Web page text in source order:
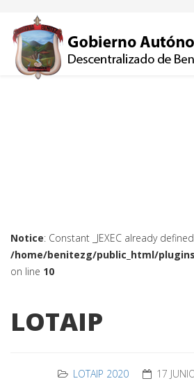
Notice: Constant _JEXEC already
/home/benitezg/public_html/
on line 10
LOTAIP
LOTAIP 2020 17